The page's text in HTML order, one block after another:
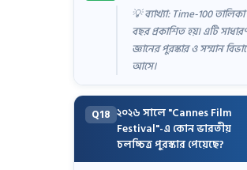
💡 ব্যাখ্যা: Time-100 তালিকা
বছর প্রকাশিত হয়। এটি
জ্ঞানের পুরস্কার ও সম্মান
আসে।
Q18 ২০২৬ সালে "Cannes Film
Festival"-এ কোন ভারতীয়
চলচ্চিত্র পুরস্কার পেয়েছে?